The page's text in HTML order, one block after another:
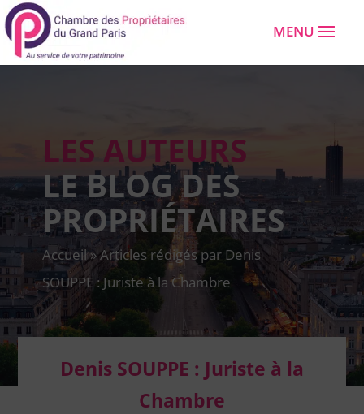
LES AUTEURS
LE BLOG DES
PROPRIÉTAIRES
Accueil»Articles rédigés par Denis
SOUPPE : Juriste à la Chambre
Denis SOUPPE : Juriste à la
Chambre